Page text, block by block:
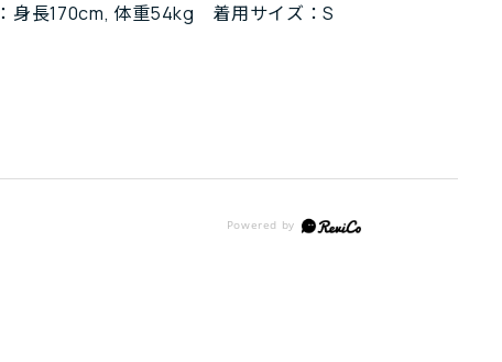
身長170cm, 体重54kg 着用サイズ：S